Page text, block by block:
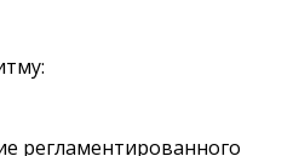
регламентированного